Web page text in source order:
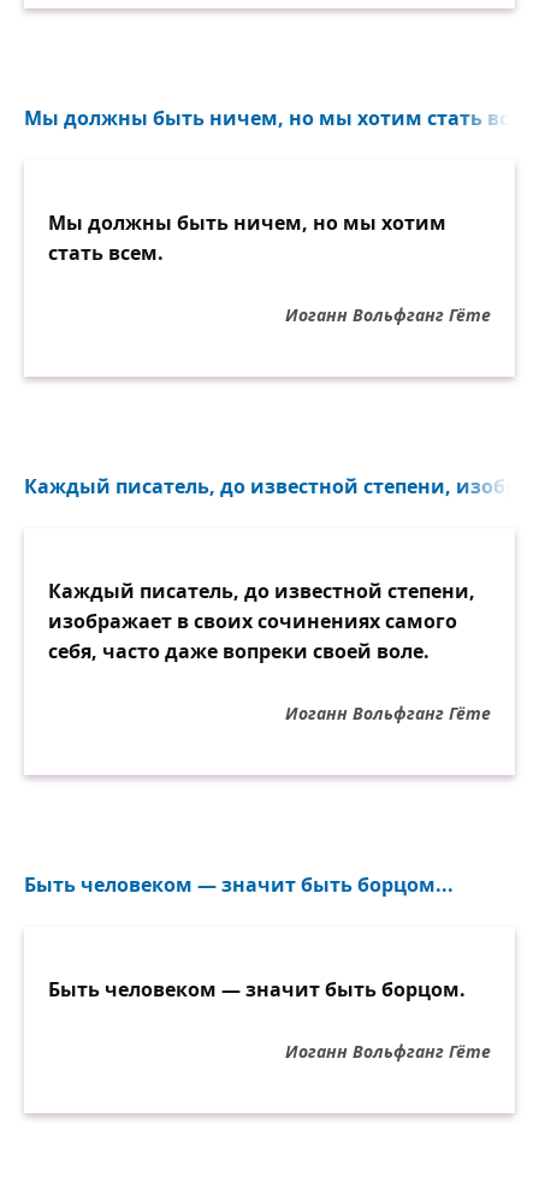
Мы должны быть ничем, но мы хотим стать
Мы должны быть ничем, но мы хотим
стать всем.
Иоганн Вольфганг Гёте
Каждый писатель, до известной степени,
Каждый писатель, до известной степени,
изображает в своих сочинениях самого
себя, часто даже вопреки своей воле.
Иоганн Вольфганг Гёте
Быть человеком — значит быть борцом...
Быть человеком — значит быть борцом.
Иоганн Вольфганг Гёте